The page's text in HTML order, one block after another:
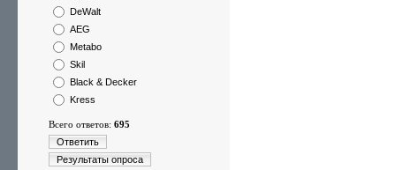
DeWalt
AEG
Metabo
Skil
Black & Decker
Kress
Всего ответов: 695
Ответить
Результаты опроса